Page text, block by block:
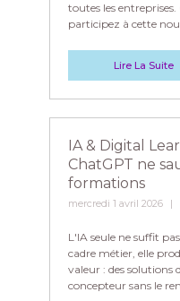
toutes les entreprises.
participez à cette
Lire La Suite
IA & Digital
ChatGPT ne
formations
mercredi 1 avril 2026
L'IA seule ne suffit
cadre métier, elle
valeur : des solutions
concepteur sans le